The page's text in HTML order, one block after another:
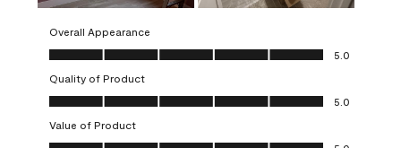
Overall Appearance
Overall Appearance, 5.0 out of 5
5.0
Quality of Product
Quality of Product, 5.0 out of 5
5.0
Value of Product
Value of Product, 5.0 out of 5